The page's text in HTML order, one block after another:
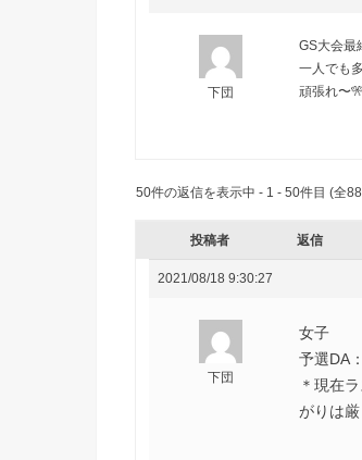
下団
GS大会最
一人でも
頑張れ〜
50件の返信を表示中 - 1 - 50件目 (全
投稿者 返信
2021/08/18 9:30:27
下団
女子
予選DA
＊現在
がりは